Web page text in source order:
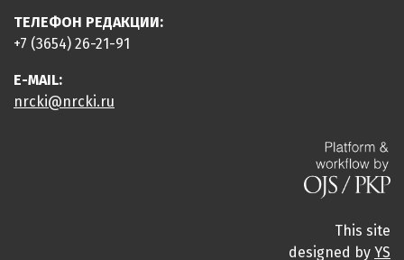
ТЕЛЕФОН РЕДАКЦИИ:
+7 (3654) 26-21-91
E-MAIL:
nrcki@nrcki.ru
This site
designed by YS